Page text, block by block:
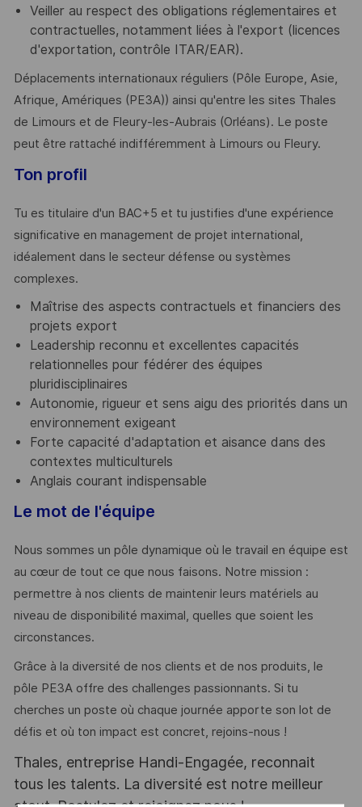
Veiller au respect des obligations réglementaires et
contractuelles, notamment liées à l'export (licences
d'exportation, contrôle ITAR/EAR).
Déplacements internationaux réguliers (Pôle Europe, Asie,
Afrique, Amériques (PE3A)) ainsi qu'entre les sites Thales
de Limours et de Fleury-les-Aubrais (Orléans). Le poste
peut être rattaché indifféremment à Limours ou Fleury.
Ton profil
Tu es titulaire d'un BAC+5 et tu justifies d'une expérience
significative en management de projet international,
idéalement dans le secteur défense ou systèmes
complexes.
Maîtrise des aspects contractuels et financiers des
projets export
Leadership reconnu et excellentes capacités
relationnelles pour fédérer des équipes
pluridisciplinaires
Autonomie, rigueur et sens aigu des priorités dans un
environnement exigeant
Forte capacité d'adaptation et aisance dans des
contextes multiculturels
Anglais courant indispensable
Le mot de l'équipe
Nous sommes un pôle dynamique où le travail en équipe est
au cœur de tout ce que nous faisons. Notre mission :
permettre à nos clients de maintenir leurs matériels au
niveau de disponibilité maximal, quelles que soient les
circonstances.
Grâce à la diversité de nos clients et de nos produits, le
pôle PE3A offre des challenges passionnants. Si tu
cherches un poste où chaque journée apporte son lot de
défis et où ton impact est concret, rejoins-nous !
Thales, entreprise Handi-Engagée, reconnait
tous les talents. La diversité est notre meilleur